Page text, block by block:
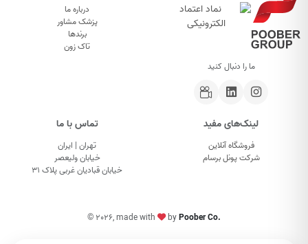
ما را دنبال کنید
درباره ما
پزشک مشاور
برندها
تاک زون
لینک‌های مفید
فروشگاه آنلاین
شرکت پونل برسام
تماس با ما
تهران | ایران
خیابان ولیعصر
خیابان قبادیان غربی پلاک ۳۱
© 2026, made with byPoober Co.